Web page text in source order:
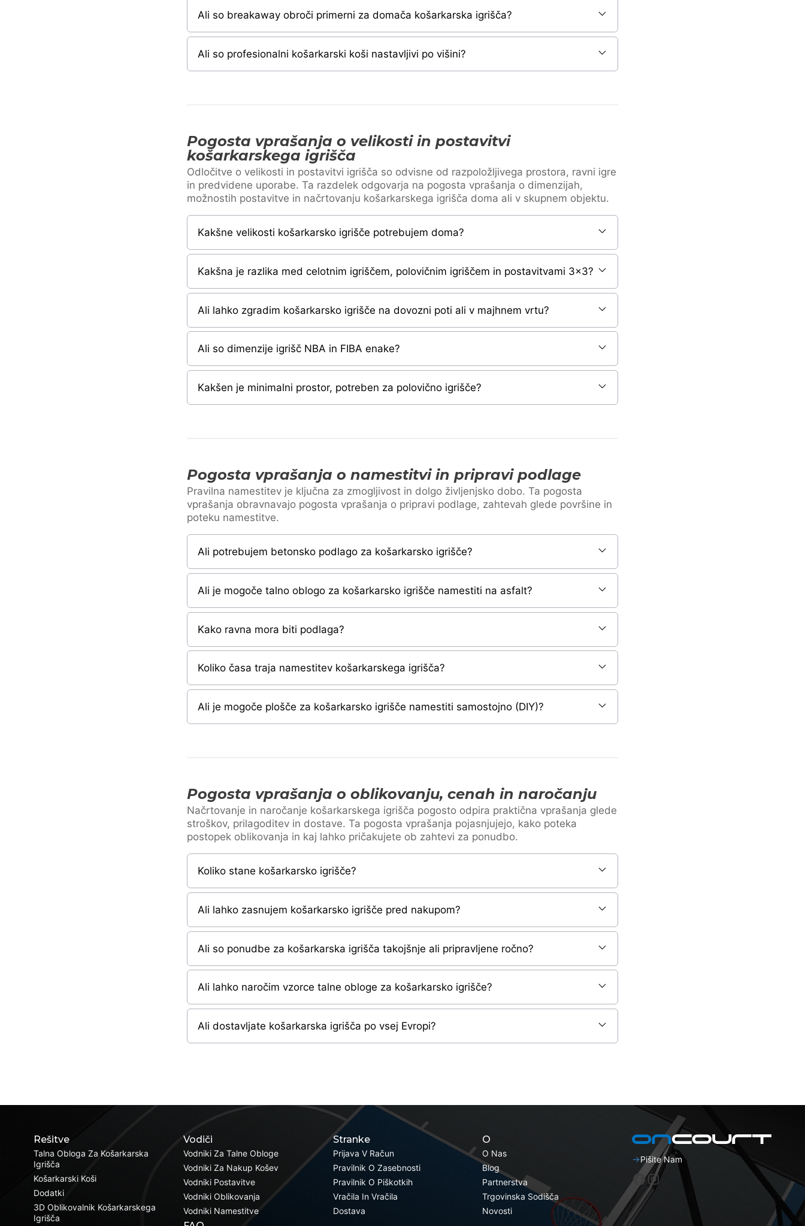
Ali so breakaway obroči primerni za domača košarkarska igrišča?
Ali so profesionalni košarkarski koši nastavljivi po višini?
Pogosta vprašanja o velikosti in postavitvi
košarkarskega igrišča
Odločitve o velikosti in postavitvi igrišča so odvisne od razpoložljivega prostora, ravni igre
in predvidene uporabe. Ta razdelek odgovarja na pogosta vprašanja o dimenzijah,
možnostih postavitve in načrtovanju košarkarskega igrišča doma ali v skupnem objektu.
Kakšne velikosti košarkarsko igrišče potrebujem doma?
Kakšna je razlika med celotnim igriščem, polovičnim igriščem in postavitvami 3×3?
Ali lahko zgradim košarkarsko igrišče na dovozni poti ali v majhnem vrtu?
Ali so dimenzije igrišč NBA in FIBA enake?
Kakšen je minimalni prostor, potreben za polovično igrišče?
Pogosta vprašanja o namestitvi in pripravi podlage
Pravilna namestitev je ključna za zmogljivost in dolgo življenjsko dobo. Ta pogosta
vprašanja obravnavajo pogosta vprašanja o pripravi podlage, zahtevah glede površine in
poteku namestitve.
Ali potrebujem betonsko podlago za košarkarsko igrišče?
Ali je mogoče talno oblogo za košarkarsko igrišče namestiti na asfalt?
Kako ravna mora biti podlaga?
Koliko časa traja namestitev košarkarskega igrišča?
Ali je mogoče plošče za košarkarsko igrišče namestiti samostojno (DIY)?
Pogosta vprašanja o oblikovanju, cenah in naročanju
Načrtovanje in naročanje košarkarskega igrišča pogosto odpira praktična vprašanja glede
stroškov, prilagoditev in dostave. Ta pogosta vprašanja pojasnjujejo, kako poteka
postopek oblikovanja in kaj lahko pričakujete ob zahtevi za ponudbo.
Koliko stane košarkarsko igrišče?
Ali lahko zasnujem košarkarsko igrišče pred nakupom?
Ali so ponudbe za košarkarska igrišča takojšnje ali pripravljene ročno?
Ali lahko naročim vzorce talne obloge za košarkarsko igrišče?
Ali dostavljate košarkarska igrišča po vsej Evropi?
Rešitve
Talna Obloga Za Košarkarska
Igrišča
Košarkarski Koši
Dodatki
3D Oblikovalnik Košarkarskega
Igrišča
Vodiči
Vodniki Za Talne Obloge
Vodniki Za Nakup Košev
Vodniki Postavitve
Vodniki Oblikovanja
Vodniki Namestitve
Stranke
Prijava V Račun
Pravilnik O Zasebnosti
Pravilnik O Piškotkih
Vračila In Vračila
Dostava
O
O Nas
Blog
Partnerstva
Trgovinska Sodišča
Novosti
Pišite Nam
Facebook
Instagram